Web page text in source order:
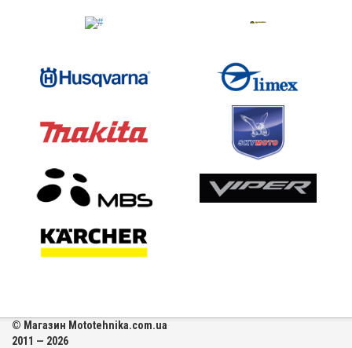
© Магазин Mototehnika.com.ua
2011 — 2026